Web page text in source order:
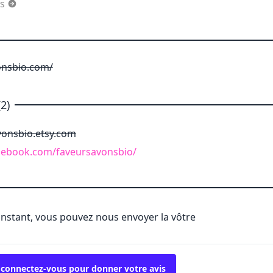
faveursavonsbio/
vous pouvez nous envoyer la vôtre
vous pour donner votre avis